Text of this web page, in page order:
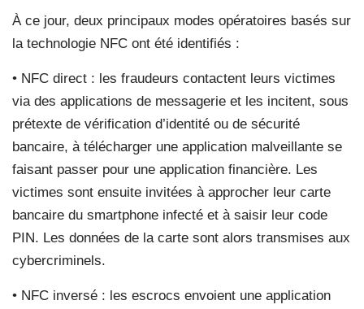
À ce jour, deux principaux modes opératoires basés sur
la technologie NFC ont été identifiés :
• NFC direct : les fraudeurs contactent leurs victimes
via des applications de messagerie et les incitent, sous
prétexte de vérification d’identité ou de sécurité
bancaire, à télécharger une application malveillante se
faisant passer pour une application financière. Les
victimes sont ensuite invitées à approcher leur carte
bancaire du smartphone infecté et à saisir leur code
PIN. Les données de la carte sont alors transmises aux
cybercriminels.
• NFC inversé : les escrocs envoient une application